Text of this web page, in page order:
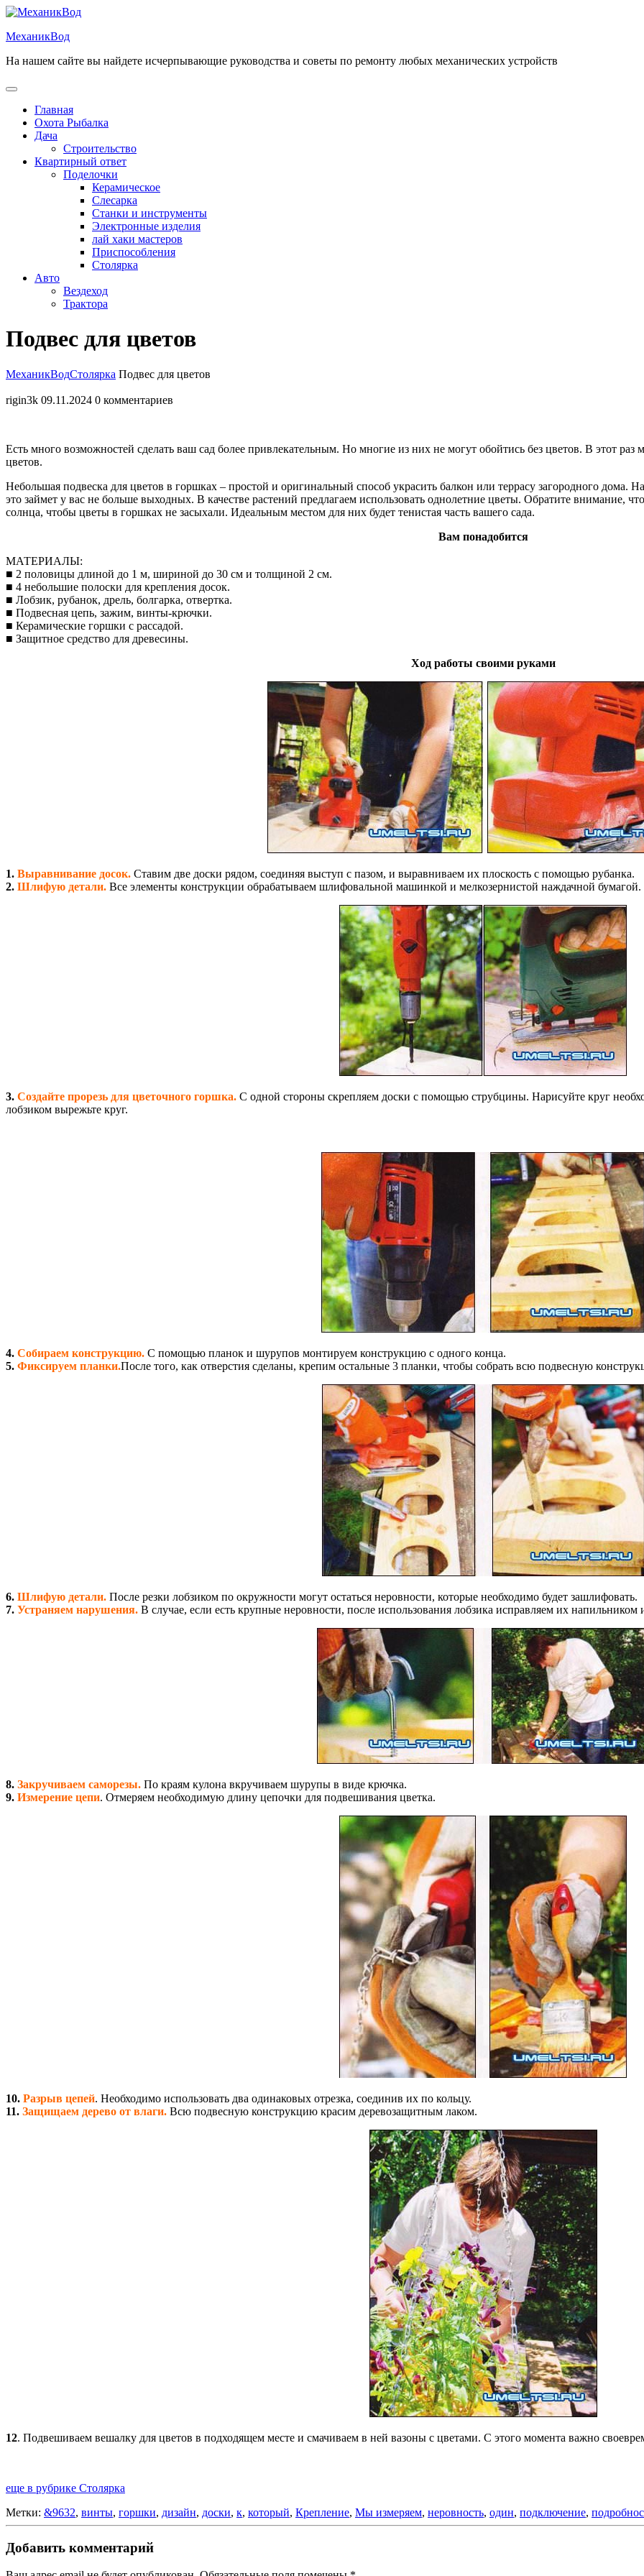
Перейти
содержимому
МеханикВод
На нашем сайте вы найдете исчерпывающие руководства и советы по ремонту любых механических устройств
Открыть
Главная
Охота Рыбалка
Дача
Строительство
Квартирный ответ
Поделочки
Керамическое
Слесарка
Станки и инструменты
Электронные изделия
лай хаки мастеров
Приспособления
Столярка
Авто
Вездеход
Трактора
меню
Подвес для цветов
МеханикВодСтолярка Подвес для цветов
rigin3k 09.11.2024 0 комментариев
Есть много возможностей сделать ваш сад более привлекательным. Но многие из них не могут обойтись без цветов. В этот
цветов.
Небольшая подвеска для цветов в горшках – простой и оригинальный способ украсить балкон или террасу загородного дома.
это займет у вас не больше выходных. В качестве растений предлагаем использовать однолетние цветы. Обратите внимание,
солнца, чтобы цветы в горшках не засыхали. Идеальным местом для них будет тенистая часть вашего сада.
Вам понадобится
МАТЕРИАЛЫ:
■ 2 половицы длиной до 1 м, шириной до 30 см и толщиной 2 см.
■ 4 небольшие полоски для крепления досок.
■ Лобзик, рубанок, дрель, болгарка, отвертка.
■ Подвесная цепь, зажим, винты-крючки.
■ Керамические горшки с рассадой.
■ Защитное средство для древесины.
Ход работы своими руками
1. Выравнивание досок. Ставим две доски рядом, соединяя выступ с пазом, и выравниваем их плоскость с помощью рубанка.
2. Шлифую детали. Все элементы конструкции обрабатываем шлифовальной машинкой и мелкозернистой наждачной бумагой.
3. Создайте прорезь для цветочного горшка. С одной стороны скрепляем доски с помощью струбцины. Нарисуйте круг
лобзиком вырежьте круг.
4. Собираем конструкцию. С помощью планок и шурупов монтируем конструкцию с одного конца.
5. Фиксируем планки.После того, как отверстия сделаны, крепим остальные 3 планки, чтобы собрать всю подвесную
6. Шлифую детали. После резки лобзиком по окружности могут остаться неровности, которые необходимо будет зашлифовать.
7. Устраняем нарушения. В случае, если есть крупные неровности, после использования лобзика исправляем их
8. Закручиваем саморезы. По краям кулона вкручиваем шурупы в виде крючка.
9. Измерение цепи. Отмеряем необходимую длину цепочки для подвешивания цветка.
10. Разрыв цепей. Необходимо использовать два одинаковых отрезка, соединив их по кольцу.
11. Защищаем дерево от влаги. Всю подвесную конструкцию красим деревозащитным лаком.
12. Подвешиваем вешалку для цветов в подходящем месте и смачиваем в ней вазоны с цветами. С этого момента важно
еще в рубрике Столярка
Метки: &9632, винты, горшки, дизайн, доски, к, который, Крепление, Мы измеряем, неровность, один, подключение,
Добавить комментарий